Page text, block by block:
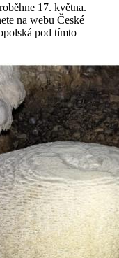
17. května.
na webu České
pod tímto